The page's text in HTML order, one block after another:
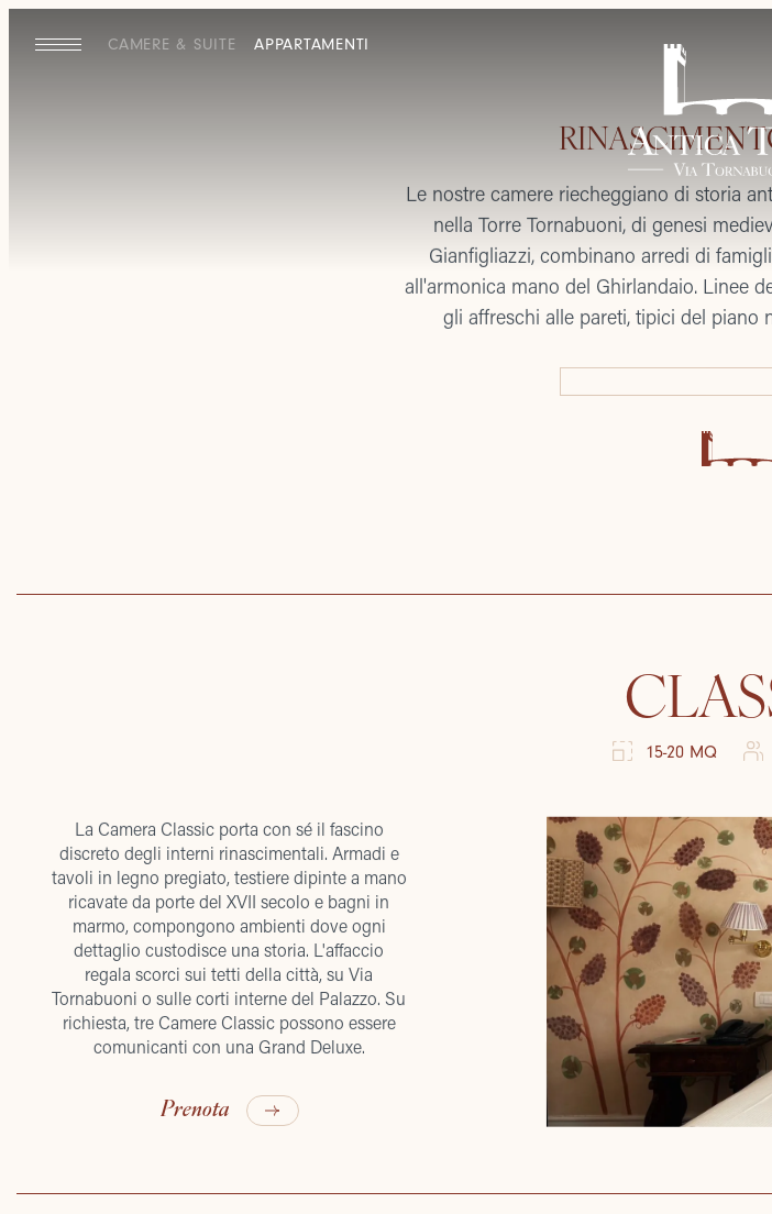
CAMERE & SUITE APPARTAMENTI
Le nostre camere riecheggiano di storia
nella Torre Tornabuoni, di genesi
Gianfigliazzi, combinano arredi di
all'armonica mano del Ghirlandaio. Linee
gli affreschi alle pareti, tipici del piano
15-20 MQ
La Camera Classic porta con sé il fascino
discreto degli interni rinascimentali. Armadi e
tavoli in legno pregiato, testiere dipinte a mano
ricavate da porte del XVII secolo e bagni in
marmo, compongono ambienti dove ogni
dettaglio custodisce una storia. L'affaccio
regala scorci sui tetti della città, su Via
Tornabuoni o sulle corti interne del Palazzo. Su
richiesta, tre Camere Classic possono essere
comunicanti con una Grand Deluxe.
Prenota